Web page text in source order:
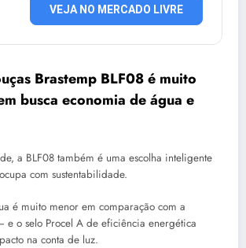
VEJA NO MERCADO LIVRE
Brastemp BLF08 é muito
busca economia de água e
a BLF08 também é uma escolha inteligente
com sustentabilidade.
é muito menor em comparação com a
e o selo Procel A de eficiência energética
na conta de luz.